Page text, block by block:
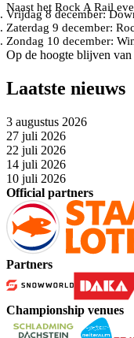
Naast het Rock A Rail
Vrijdag 8 december:
Zaterdag 9 december:
Zondag 10 december:
Op de hoogte blijven
Laatste nieuws
3 augustus 2026
27 juli 2026
22 juli 2026
14 juli 2026
10 juli 2026
Official partners
Partners
Championship venues